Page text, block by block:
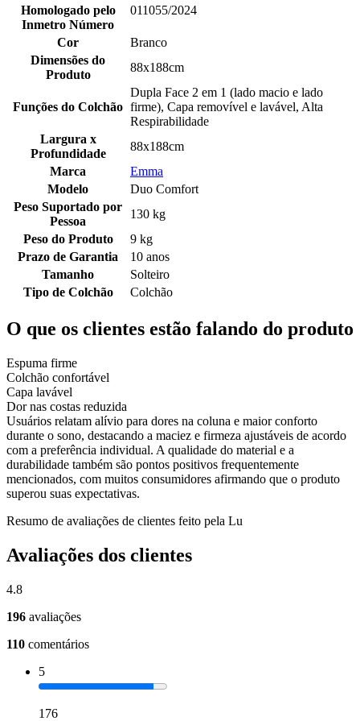
Homologado pelo
Inmetro Número
011055/2024
Cor
Branco
Dimensões do
Produto
88x188cm
Funções do Colchão
Dupla Face 2 em 1 (lado macio e lado
firme), Capa removível e lavável, Alta
Respirabilidade
Largura x
Profundidade
88x188cm
Marca
Emma
Modelo
Duo Comfort
Peso Suportado por
Pessoa
130 kg
Peso do Produto
9 kg
Prazo de Garantia
10 anos
Tamanho
Solteiro
Tipo de Colchão
Colchão
O que os clientes estão falando do produto
Espuma firme
Colchão confortável
Capa lavável
Dor nas costas reduzida
Usuários relatam alívio para dores na coluna e maior conforto
durante o sono, destacando a maciez e firmeza ajustáveis de acordo
com a preferência individual. A qualidade do material e a
durabilidade também são pontos positivos frequentemente
mencionados, com muitos consumidores afirmando que o produto
superou suas expectativas.
Resumo de avaliações de clientes feito pela Lu
Avaliações dos clientes
4.8
196 avaliações
110 comentários
5
176